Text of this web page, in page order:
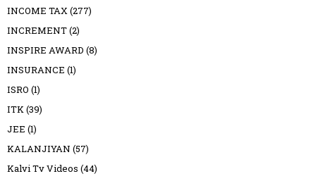
INCOME TAX(277)
INCREMENT(2)
INSPIRE AWARD (8)
INSURANCE (1)
ISRO (1)
ITK(39)
JEE (1)
KALANJIYAN (57)
Kalvi Tv Videos (44)